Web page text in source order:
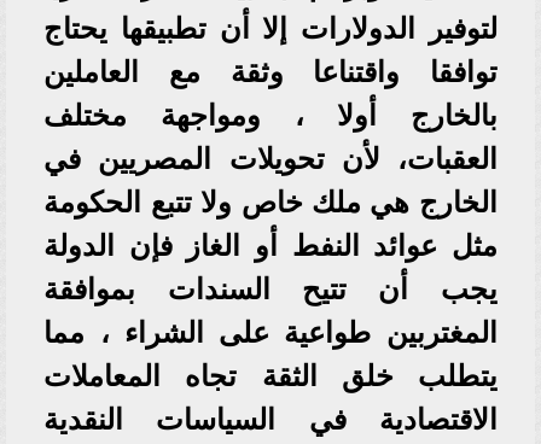
لتوفير الدولارات إلا أن تطبيقها يحتاج
توافقا واقتناعا وثقة مع العاملين
بالخارج أولا ، ومواجهة مختلف
العقبات، لأن تحويلات المصريين في
الخارج هي ملك خاص ولا تتبع الحكومة
مثل عوائد النفط أو الغاز فإن الدولة
يجب أن تتيح السندات بموافقة
المغتربين طواعية على الشراء ، مما
يتطلب خلق الثقة تجاه المعاملات
الاقتصادية في السياسات النقدية